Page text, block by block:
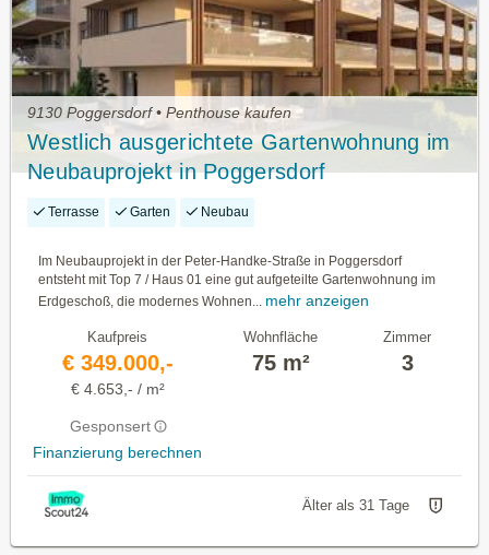
9130 Poggersdorf • Penthouse kaufen
Westlich ausgerichtete Gartenwohnung im
Neubauprojekt in Poggersdorf
Terrasse Garten Neubau
Im Neubauprojekt in der Peter-Handke-Straße in Poggersdorf
entsteht mit Top 7 / Haus 01 eine gut aufgeteilte Gartenwohnung im
Erdgeschoß, die modernes Wohnen... mehr anzeigen
Kaufpreis
€ 349.000,-
€ 4.653,- / m²
Gesponsert
Finanzierung berechnen
Wohnfläche
75 m²
Zimmer
3
Älter als 31 Tage